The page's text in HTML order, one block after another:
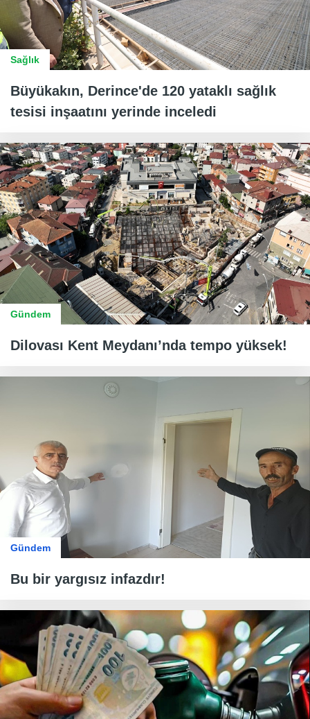
Sağlık
Büyükakın, Derince'de 120 yataklı sağlık
tesisi inşaatını yerinde inceledi
Gündem
Dilovası Kent Meydanı’nda tempo yüksek!
Gündem
Bu bir yargısız infazdır!